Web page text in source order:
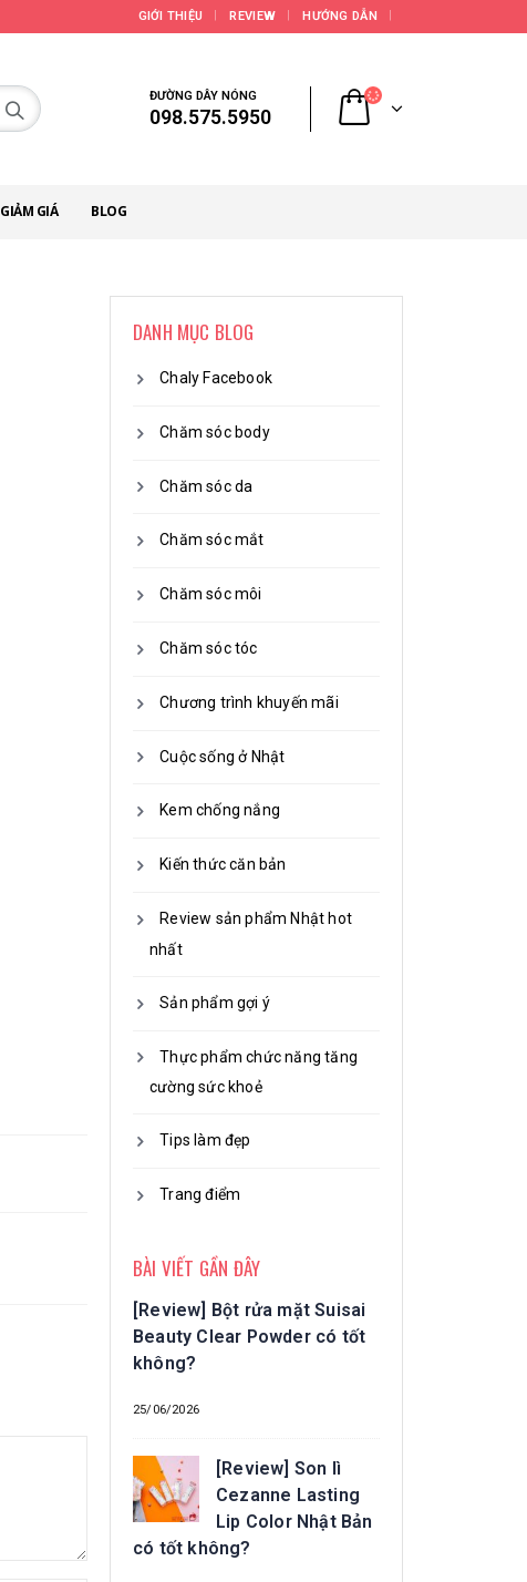
GIỚI THIỆU REVIEW HƯỚNG DẪN
ĐƯỜNG DÂY NÓNG
098.575.5950
GIẢM GIÁ BLOG
DANH MỤC BLOG
Chaly Facebook
Chăm sóc body
Chăm sóc da
Chăm sóc mắt
Chăm sóc môi
Chăm sóc tóc
Chương trình khuyến mãi
Cuộc sống ở Nhật
Kem chống nắng
Kiến thức căn bản
Review sản phẩm Nhật hot
nhất
Sản phẩm gợi ý
Thực phẩm chức năng tăng
cường sức khoẻ
Tips làm đẹp
Trang điểm
BÀI VIẾT GẦN ĐÂY
[Review] Bột rửa mặt Suisai
Beauty Clear Powder có tốt
không?
25/06/2026
[Review] Son lì
Cezanne Lasting
Lip Color Nhật Bản
có tốt không?